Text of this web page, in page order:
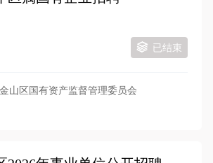
已结束
山区国有资产监督管理委员会